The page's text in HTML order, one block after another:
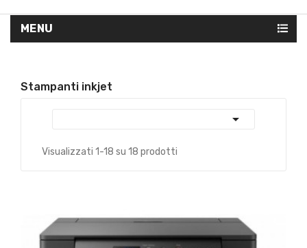
MENU
Stampanti inkjet

Visualizzati 1-18 su 18 prodotti